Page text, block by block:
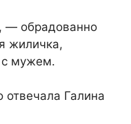
— обрадованно
жиличка,
с мужем.
Галина